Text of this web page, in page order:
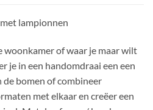
lampionnen
woonkamer of waar je maar wilt
je in een handomdraai een een
de bomen of combineer
met elkaar en creëer een